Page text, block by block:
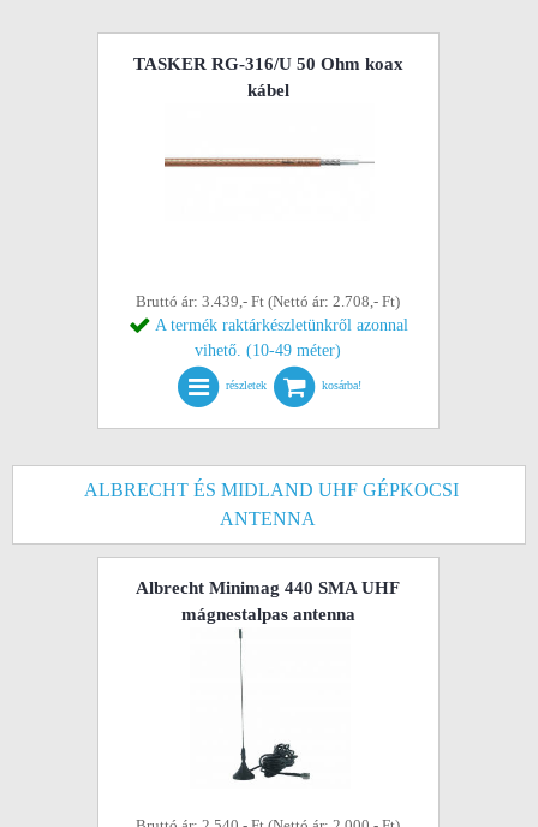
TASKER RG-316/U 50 Ohm koax
kábel
Bruttó ár: 3.439,- Ft (Nettó ár: 2.708,- Ft)
A termék raktárkészletünkről azonnal
vihető. (10-49 méter)
részletek kosárba!
ALBRECHT ÉS MIDLAND UHF GÉPKOCSI
ANTENNA
Albrecht Minimag 440 SMA UHF
mágnestalpas antenna